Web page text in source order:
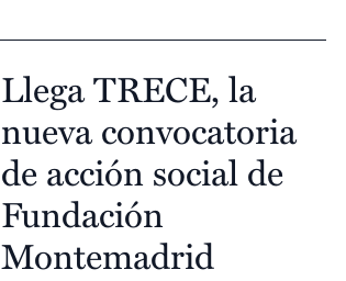
Llega TRECE, la
nueva convocatoria
de acción social de
Fundación
Montemadrid